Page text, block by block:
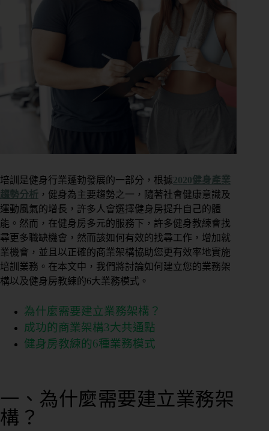
培訓是健身行業蓬勃發展的一部分，根據2020健身產業
趨勢分析 ，健身為主要趨勢之一，隨著社會健康意識及
運動風氣的增長，許多人會選擇健身房提升自己的體
能。然而，在健身房多元的服務下，許多健身教練會找
尋更多職缺機會，然而該如何有效的找尋工作，增加就
業機會，並且以正確的商業架構協助您更有效率地實施
培訓業務。在本文中，我們將討論如何建立您的業務架
構以及健身房教練的6大業務模式。
為什麼需要建立業務架構？
成功的商業架構3大共通點
健身房教練的6種業務模式
一、為什麼需要建立業務架
構？